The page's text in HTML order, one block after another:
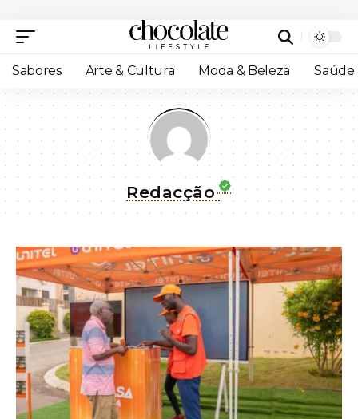
Sabores Arte & Cultura Moda & Beleza Saúde
Redacção